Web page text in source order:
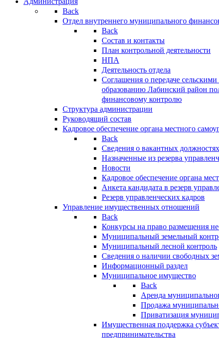
Back
Отдел внутреннего муниципального
Back
Состав и контакты
План контрольной деятельности
НПА
Деятельность отдела
Соглашения о передаче
образованию Лабинский район
финансовому контролю
Структура администрации
Руководящий состав
Кадровое обеспечение органа местного
Back
Сведения о вакантных
Назначенные из резерва
Новости
Кадровое обеспечение органа
Анкета кандидата в резерв
Резерв управленческих кадров
Управление имущественных отношений
Back
Конкурсы на право размещения
Муниципальный земельный
Муниципальный лесной контроль
Сведения о наличии свободных
Информационный раздел
Муниципальное имущество
Back
Аренда
Продажа
Приватизация
Имущественная поддержка
предпринимательства